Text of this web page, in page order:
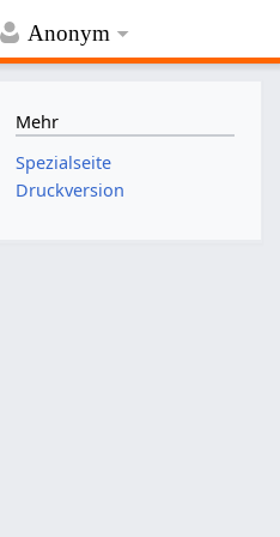
Anonym
Mehr
Spezialseite
Druckversion